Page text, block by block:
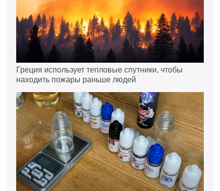
Греция использует тепловые спутники, чтобы
находить пожары раньше людей